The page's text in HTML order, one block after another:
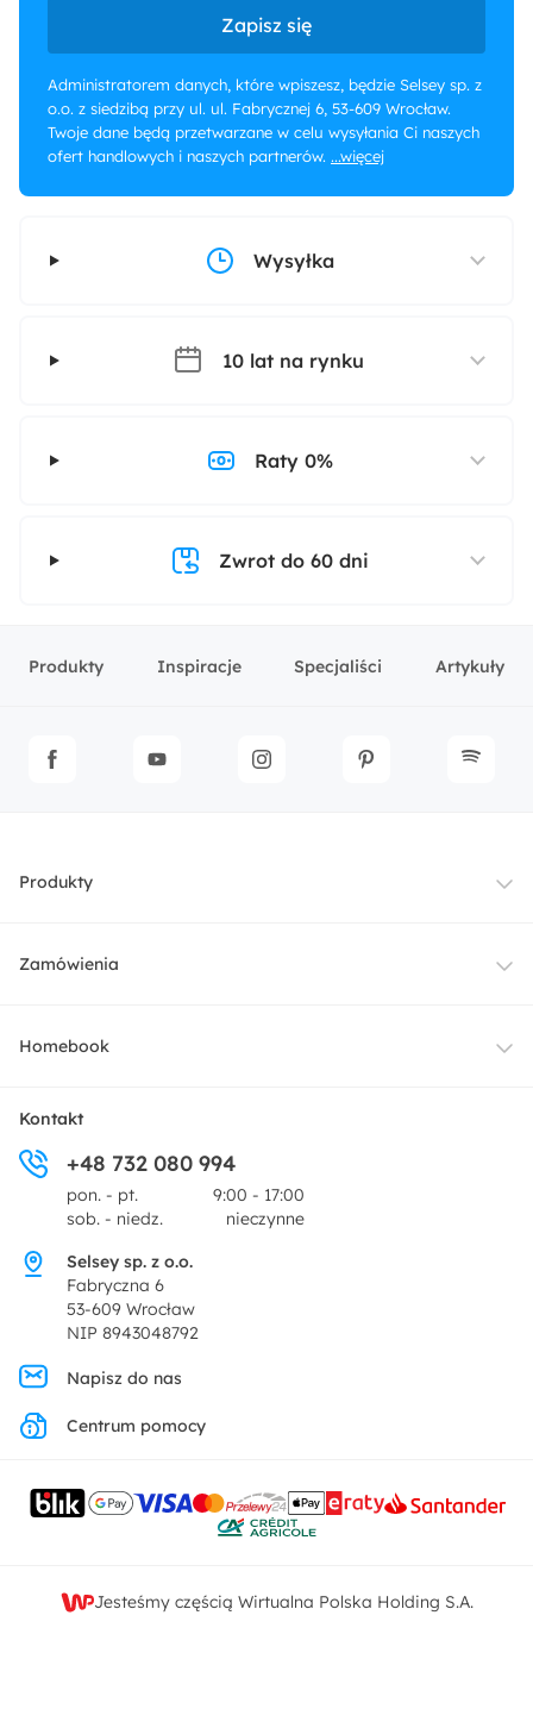
Zapisz się
Administratorem danych, które wpiszesz, będzie Selsey sp. z
o.o. z siedzibą przy ul. ul. Fabrycznej 6, 53-609 Wrocław.
Twoje dane będą przetwarzane w celu wysyłania Ci naszych
ofert handlowych i naszych partnerów. ...więcej
Wysyłka
10 lat na rynku
Raty 0%
Zwrot do 60 dni
Produkty Inspiracje Specjaliści Artykuły
Produkty
Meble
Dekoracje i akcesoria
Promocje
Zamówienia
Dostawa
Zwroty
Pytania i odpowiedzi
Homebook
O nas
Centrum prasowe
Regulamin
Polityka prywatności
Ustawienia prywatności
Kontakt
Kontakt
+48 732 080 994
pon. - pt.
9:00 - 17:00
sob. - niedz.
nieczynne
Selsey sp. z o.o.
Fabryczna 6
53-609 Wrocław
NIP 8943048792
Napisz do nas
Centrum pomocy
Jesteśmy częścią Wirtualna Polska Holding S.A.